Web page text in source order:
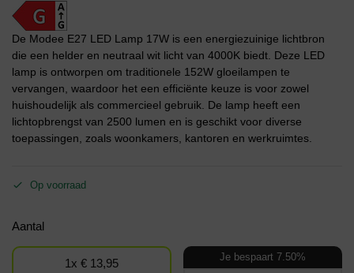
De Modee E27 LED Lamp 17W is een energiezuinige lichtbron
die een helder en neutraal wit licht van 4000K biedt. Deze LED
lamp is ontworpen om traditionele 152W gloeilampen te
vervangen, waardoor het een efficiënte keuze is voor zowel
huishoudelijk als commercieel gebruik. De lamp heeft een
lichtopbrengst van 2500 lumen en is geschikt voor diverse
toepassingen, zoals woonkamers, kantoren en werkruimtes.
Op voorraad
Aantal
1x € 13,95 Je bespaart 7.50%